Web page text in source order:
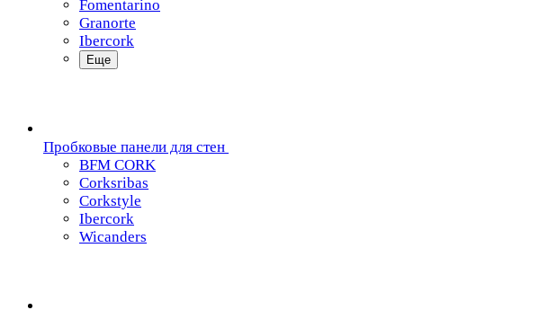
Fomentarino
Granorte
Ibercork
Еще
Пробковые панели для стен
BFM CORK
Corksribas
Corkstyle
Ibercork
Wicanders